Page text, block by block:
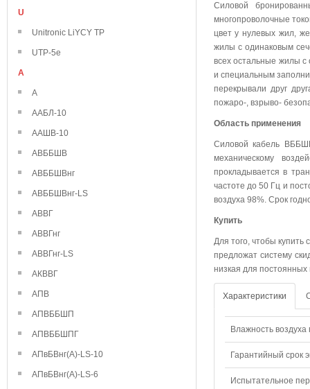
U
Unitronic LiYCY TP
UTP-5e
А
А
ААБЛ-10
ААШВ-10
АВББШВ
АВББШВнг
АВББШВнг-LS
АВВГ
АВВГнг
АВВГнг-LS
АКВВГ
АПВ
АПВББШП
АПВББШПГ
АПвБВнг(А)-LS-10
АПвБВнг(А)-LS-6
Силовой
многопроволочные
цвет у нулевых жил,
жилы с одинаковым
всех остальные жилы с
и специальным
перекрывали друг
пожаро-, взрыво-
Область применения
Силовой кабель
механическому
прокладывается в
частоте до 50 Гц и
воздуха 98%. Срок
Купить
Для того, чтобы купить
предложат систему
низкая для постоянных
Характеристики
Влажность воздуха
Гарантийный срок
Испытательное